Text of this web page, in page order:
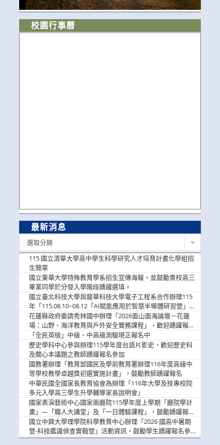
校園行事曆
最新消息
選取分類
115 國立清華大學高中學生科學研究人才培育計畫化學組招
生簡章
國立東華大學特殊教育學系招生宣傳海報，並鼓勵貴校高三
畢業同學於分發入學階段踴躍選填。
國立臺北科技大學與龍華科技大學電子工程系合作辦理115
年「115.08.10~08.12「AI賦能應用於智慧半導體研習營」，
歡迎學生踴躍報名參加
花蓮縣政府委請秀林國中辦理「2026面山面海論壇－花蓮
場：山野、海洋教育與戶外安全實務課程」，歡迎踴躍報名
參加
「全民英檢」中級、中高級測驗現正報名中
歷史學科中心參與辦理115學年度台語片影史，歡迎歷史科
及關心本議題之教師踴躍報名參加
國教署辦理「教育部國民及學前教育署辦理116年度高級中
等學校教學卓越獎初選實施計畫」，鼓勵教師踴躍報名
中華民國全國家長教育協會為辦理「116年大學及技專校院
多元入學高三學生升學輔導家長說明會」
國家表演藝術中心國家兩廳院115學年度上學期「廳院學計
畫」—「職人大講堂」及「一日體驗課程」，鼓勵踴躍報名
參與。
國立中興大學理學院科學教育中心辦理「2026 國高中暑期
營-科技鑑識偵查實戰營」活動資訊，鼓勵學生踴躍報名參
加。